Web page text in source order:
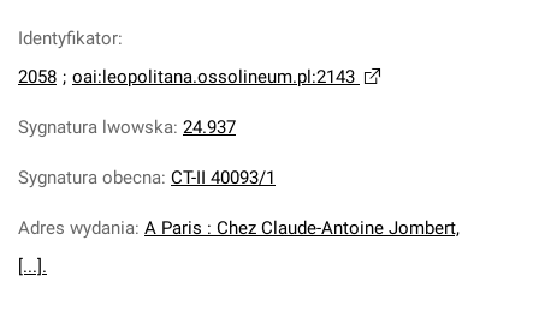
Identyfikator:
2058 ; oai:leopolitana.ossolineum.pl:2143
Sygnatura lwowska: 24.937
Sygnatura obecna: CT-II 40093/1
Adres wydania: A Paris : Chez Claude-Antoine Jombert,
[...].